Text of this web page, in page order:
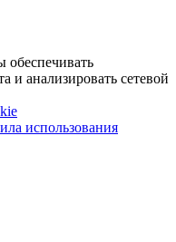
и анализировать сетевой
использования